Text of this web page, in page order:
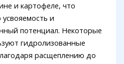
и картофеле, что
и
потенциал. Некоторые
гидролизованные
расщеплению до